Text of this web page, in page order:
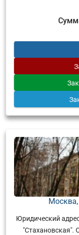
Москва,
Юридический
"Стахановская".